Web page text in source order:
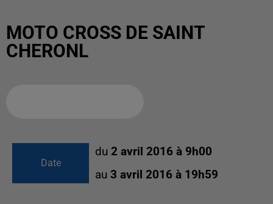
MOTO CROSS DE SAINT
CHERONL
Date
du 2 avril 2016 à 9h00
au 3 avril 2016 à 19h59